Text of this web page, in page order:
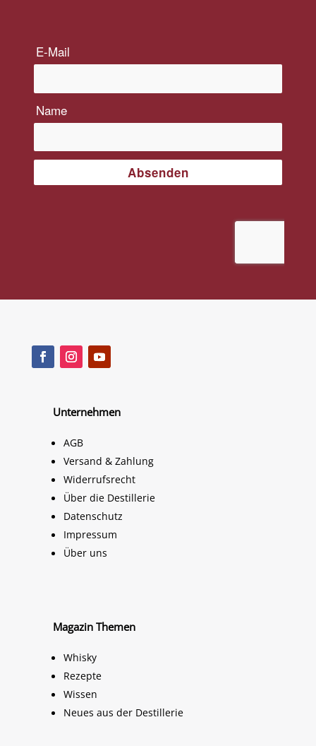
Unternehmen
AGB
Versand & Zahlung
Widerrufsrecht
Über die Destillerie
Datenschutz
Impressum
Über uns
Magazin Themen
Whisky
Rezepte
Wissen
Neues aus der Destillerie